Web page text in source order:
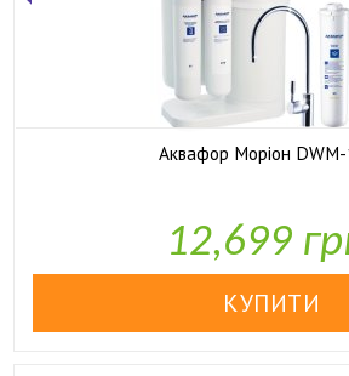
Аквафор Моріон DWM-
У наявності
12,699